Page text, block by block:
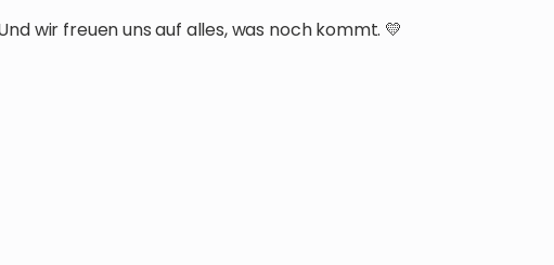
wir freuen uns auf alles, was noch kommt. 💛